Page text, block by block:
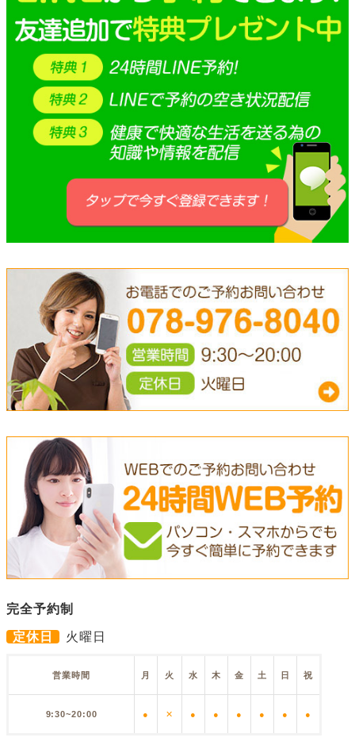
完全予約制
定休日 火曜日
営業時間 月 火 水 木 金 土 日 祝
9:30~20:00 ● ✕ ● ● ● ● ● ●